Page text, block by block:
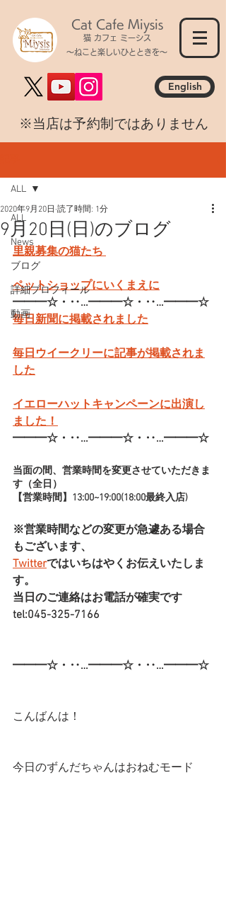
Cat Cafe Miysis
猫 カフェ ミーシス
～ねこと楽しいひとときを～
English
​※当店は予約制ではありません
ALL
News
ブログ
詳細プロフィール
動画
ALL
9月20日(日)のブログ
2020年9月20日 読了時間: 1分
里親募集の猫たち
ペットショップにいくまえに
━━━☆・‥…━━━☆・‥…━━━☆
毎日新聞に掲載されました
毎日ウイークリーに記事が掲載されま
した
イエローハットキャンペーンに出演し
ました！
━━━☆・‥…━━━☆・‥…━━━☆
当面の間、営業時間を変更させていただきま
す（全日）
【営業時間】13:00~19:00(18:00最終入店)
※営業時間などの変更が急遽ある場合
もございます、
Twitterではいちはやくお伝えいたしま
す。
当日のご連絡はお電話が確実です
tel:045-325-7166
━━━☆・‥…━━━☆・‥…━━━☆
こんばんは！
今日のずんだちゃんはおねむモード